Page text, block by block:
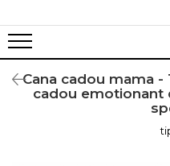
Cana cadou mama -
cadou emotionant